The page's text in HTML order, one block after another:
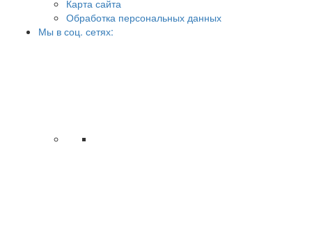
Карта сайта
Обработка персональных данных
Мы в соц. сетях: